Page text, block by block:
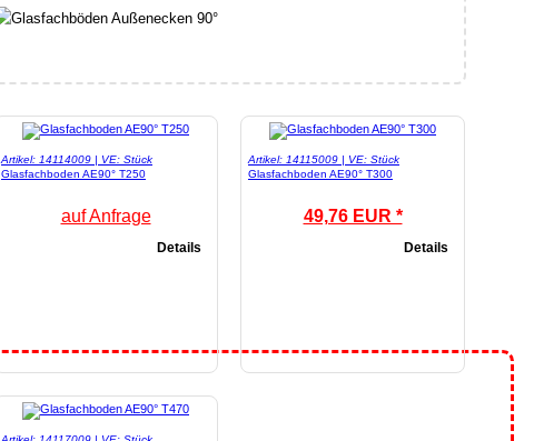
Artikel: 14114009 | VE: Stück
Glasfachboden AE90° T250
auf Anfrage
Details
Artikel: 14115009 | VE: Stück
Glasfachboden AE90° T300
49,76 EUR *
Details